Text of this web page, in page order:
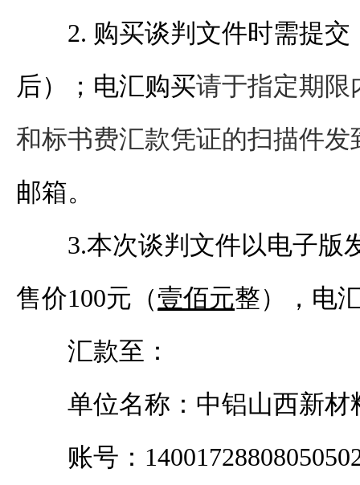
2. 购买谈判 文件时需提交
后）；电汇购买请于指定期限
和标书费汇款凭证的扫描件发
邮箱。
3.本次谈判 文件以电子版
售价100元（壹佰元整），电
汇款至：
单位名称：中铝山西新材
账号：